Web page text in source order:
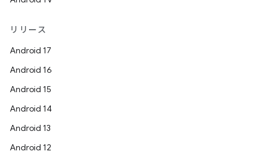
リリース
Android 17
Android 16
Android 15
Android 14
Android 13
Android 12